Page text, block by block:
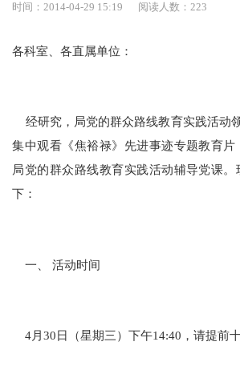
时间：2014-04-29 15:19 阅读人数：223
各科室、各直属单位：
经研究，局党的群众路线教育实践活动
集中观看《焦裕禄》先进事迹专题教育
局党的群众路线教育实践活动辅导党课
下：
一、 活动时间
4月30日（星期三）下午14:40，请提前十